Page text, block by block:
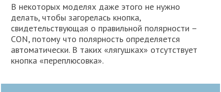
В некоторых моделях даже этого не нужно
делать, чтобы загорелась кнопка,
свидетельствующая о правильной полярности –
CON, потому что полярность определяется
автоматически. В таких «лягушках» отсутствует
кнопка «переплюсовка».